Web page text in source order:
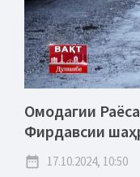
Омодагии
Фирдавсии
date_range 17.10.2024, 10:50